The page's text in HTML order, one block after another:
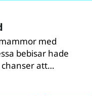
med
bebisar hade
att
75 procent. Det
idag.